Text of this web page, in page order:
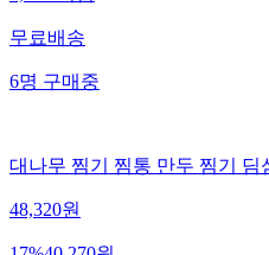
무료배송
6명 구매중
대나무 찜기 찜통 만두 찜기 딤
48,320원